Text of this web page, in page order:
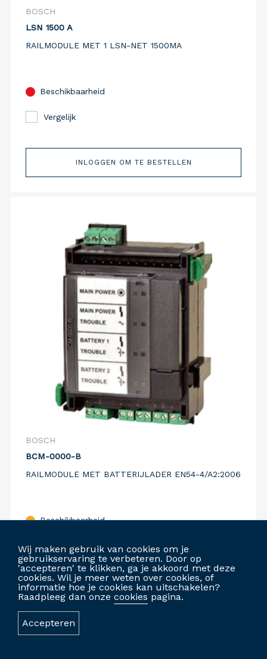
BOSCH
LSN 1500 A
RAILMODULE MET 1 LSN-NET 1500MA
Beschikbaarheid
Vergelijk
INLOGGEN OM TE BESTELLEN
BOSCH
BCM-0000-B
RAILMODULE MET BATTERIJLADER EN54-4/A2:2006
Beschikbaarheid
Vergelijk
INLOGGEN OM TE BESTELLEN
Wij maken gebruik van cookies om je
gebruikservaring te verbeteren. Door op
'accepteren' te klikken, ga je akkoord met deze
cookies. Wil je meer weten over cookies, of
informatie hoe je cookies kan uitschakelen?
Raadpleeg dan onze cookies pagina.
Accepteren
GEPERSONALISEERDE WEBSITE